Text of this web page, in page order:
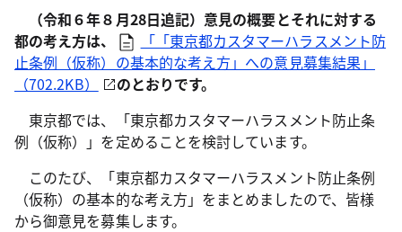
（令和６年８月28日追記） 意見の概要とそれに対する
都の考え方は、
「「東京都カスタマーハラスメント防
止条例（仮称）の基本的な考え方」への意見募集結果」
（702.2KB）
のとおりです。
東京都では、「東京都カスタマーハラスメント防止条
例（仮称）」を定めることを検討しています。
このたび、「東京都カスタマーハラスメント防止条例
（仮称）の基本的な考え方」をまとめましたので、皆様
から御意見を募集します。